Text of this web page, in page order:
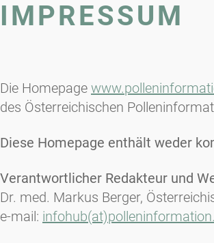
IMPRESSUM
Die Homepage
des Österreichischen
Diese Homepage enthält weder
Verantwortlicher Redakteur und
Dr. med. Markus Berger,
e-mail: